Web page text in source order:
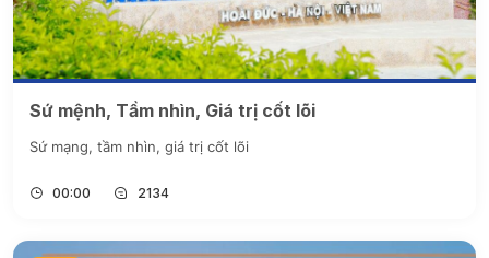
Sứ mệnh, Tầm nhìn, Giá trị cốt lõi
Sứ mạng, tầm nhìn, giá trị cốt lõi
00:00 2134